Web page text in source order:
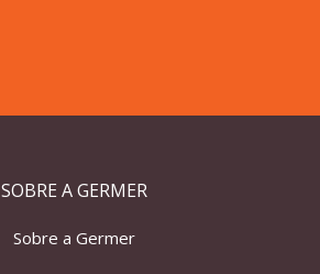
SOBRE A GERMER
Sobre a Germer